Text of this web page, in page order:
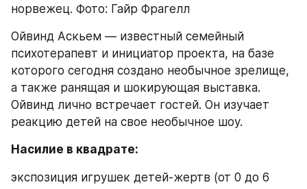
норвежец. Фото: Гайр Фрагелл
Ойвинд Аскьем — известный семейный
психотерапевт и инициатор проекта, на базе
которого сегодня создано необычное зрелище,
а также ранящая и шокирующая выставка.
Ойвинд лично встречает гостей. Он изучает
реакцию детей на свое необычное шоу.
Насилие в квадрате:
экспозиция игрушек детей-жертв (от 0 до 6